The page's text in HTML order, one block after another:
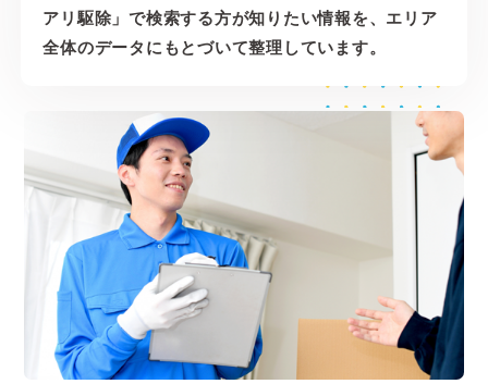
アリ駆除」で検索する方が知りたい情報を、エリア
全体のデータにもとづいて整理しています。